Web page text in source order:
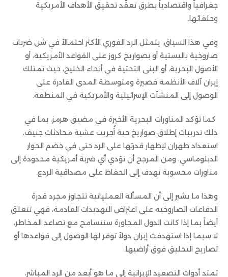
جغرافياً واقتصادياً بطرق تعقّد تحقيق الأهداف الأمريكية
وحلفائها.
وفي هذا السياق، يتمثل الرد الفوري الأكثر احتمالاً في شن ضربات
صاروخية باليستية أو بصواريخ كروز على القواعد الأمريكية، أو
الأصول البحرية، أو البنى التحتية في أنحاء الخليج، حيث تمتلك
إيران آلاف الأنظمة قصيرة ومتوسطة المدى القادرة على
الوصول إلى المنشآت الإسرائيلية والأمريكية في المنطقة.
كما تؤكد المناورات البحرية الأخيرة في مضيق هرمز، بما في
ذلك تدريبات إطلاق صواريخ حية أُجريت عشية محادثات جنيف،
استعداد طهران لإظهار قدرتها على الرد حتى في خضم الحوار
الدبلوماسي، ومن المرجح أن تؤدي أي ضربة أمريكية محدودة إلى
مناورات محسوبة تهدف إلى الحفاظ على مصداقية الردع.
وهذا ما يشير إلى أن المسألة العملياتية تتجاوز مجرد قدرة
الدفاعات الصاروخية على اعتراض التهديدات القادمة، فهي تتعلق
أيضاً بما إذا كانت الدول المجاورة ستتسامح مع تصاعد المخاطر،
لا سيما إذا استهدفت إيران دولاً توفر لها الوصول إلى قواعدها أو
تصاريح التحليق فوق أراضيها.
تمتد أدوات التصعيد الإيرانية إلى ما هو أبعد من الرد المباشر،